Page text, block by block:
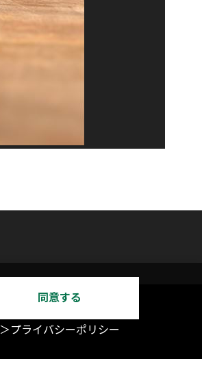
同意する
＞プライバシーポリシー